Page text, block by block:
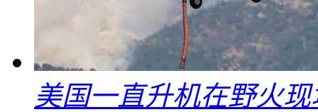
美国一直升机在野火